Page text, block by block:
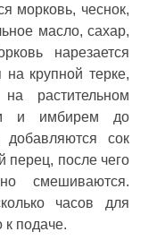
морковь, чеснок,
масло, сахар,
нарезается
на крупной терке,
растительном
и имбирем до
сок
перец, после чего
смешиваются.
часов для
к подаче.